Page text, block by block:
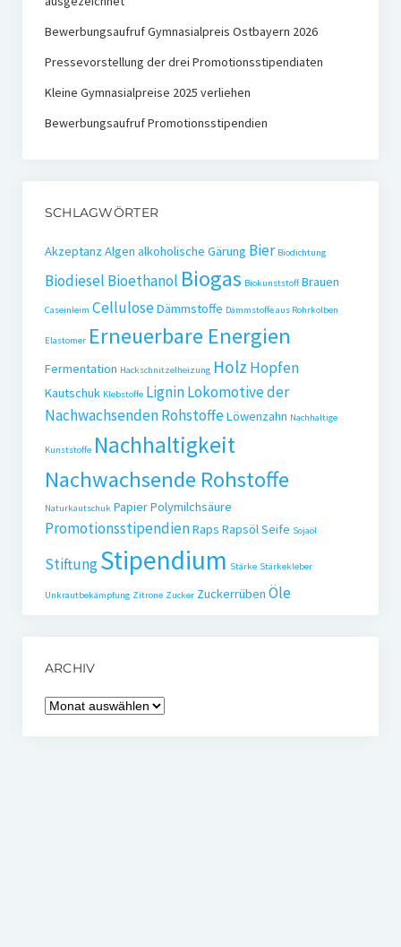
Bewerbungsaufruf Gymnasialpreis Ostbayern 2026
Pressevorstellung der drei Promotionsstipendiaten
Kleine Gymnasialpreise 2025 verliehen
Bewerbungsaufruf Promotionsstipendien
SCHLAGWÖRTER
Akzeptanz Algen alkoholische Gärung Bier Biodichtung
Biodiesel Bioethanol Biogas Biokunststoff Brauen
Caseinleim CelluloseDämmstoffe Dämmstoffe aus Rohrkolben
Elastomer Erneuerbare Energien
Fermentation Hackschnitzelheizung Holz Hopfen
Kautschuk Klebstoffe LigninLokomotive der
Nachwachsenden RohstoffeLöwenzahn Nachhaltige
Kunststoffe Nachhaltigkeit
Nachwachsende Rohstoffe
Naturkautschuk PapierPolymilchsäure
PromotionsstipendienRaps RapsölSeife Sojaöl
StiftungStipendium Stärke Stärkekleber
Unkrautbekämpfung Zitrone Zucker Zuckerrüben Öle
ARCHIV
Archiv